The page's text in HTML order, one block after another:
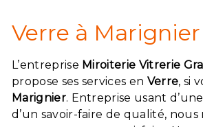
Verre à Marignier
L’entreprise Miroiterie Vitrerie
propose ses services en Verre, si
Marignier. Entreprise usant
d’un savoir-faire de qualité,